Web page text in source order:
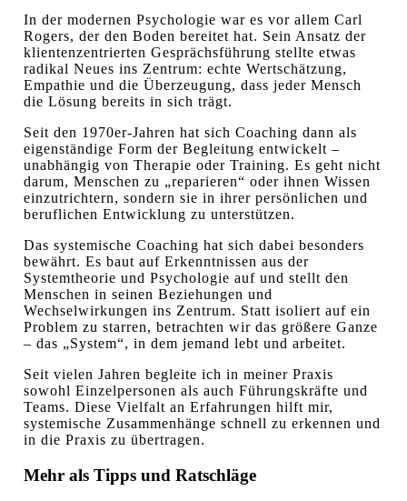
In der modernen Psychologie war es vor allem Carl
Rogers, der den Boden bereitet hat. Sein Ansatz der
klientenzentrierten Gesprächsführung stellte etwas
radikal Neues ins Zentrum: echte Wertschätzung,
Empathie und die Überzeugung, dass jeder Mensch
die Lösung bereits in sich trägt.
Seit den 1970er-Jahren hat sich Coaching dann als
eigenständige Form der Begleitung entwickelt –
unabhängig von Therapie oder Training. Es geht nicht
darum, Menschen zu „reparieren“ oder ihnen Wissen
einzutrichtern, sondern sie in ihrer persönlichen und
beruflichen Entwicklung zu unterstützen.
Das systemische Coaching hat sich dabei besonders
bewährt. Es baut auf Erkenntnissen aus der
Systemtheorie und Psychologie auf und stellt den
Menschen in seinen Beziehungen und
Wechselwirkungen ins Zentrum. Statt isoliert auf ein
Problem zu starren, betrachten wir das größere Ganze
– das „System“, in dem jemand lebt und arbeitet.
Seit vielen Jahren begleite ich in meiner Praxis
sowohl Einzelpersonen als auch Führungskräfte und
Teams. Diese Vielfalt an Erfahrungen hilft mir,
systemische Zusammenhänge schnell zu erkennen und
in die Praxis zu übertragen.
Mehr als Tipps und Ratschläge